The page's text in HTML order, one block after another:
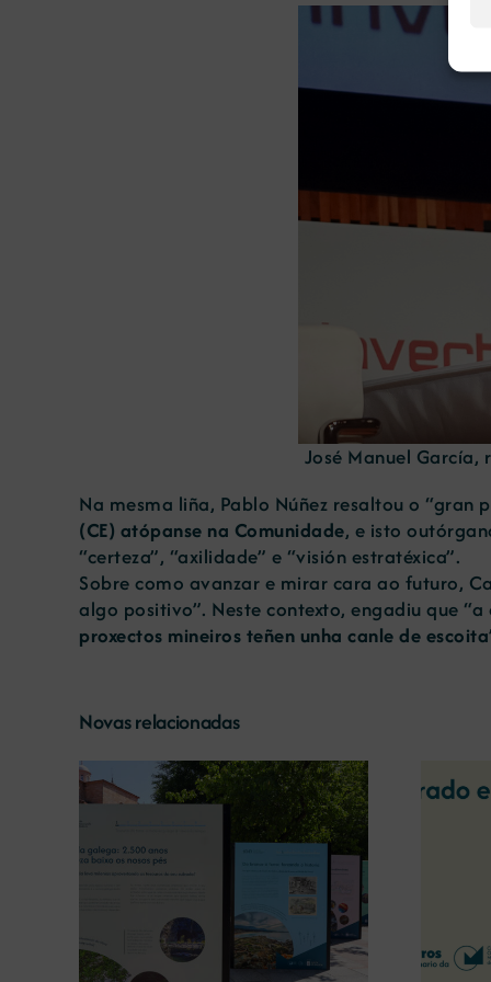
José Manuel
Na mesma liña, Pablo Núñez resaltou o “gran
(CE) atópanse na Comunidade, e isto
“certeza”, “axilidade” e “visión estratéxica”.
Sobre como avanzar e mirar cara ao futuro,
algo positivo”. Neste contexto, engadiu que
proxectos mineiros teñen unha canle de escoita
Novas relacionadas
A COMG reúne a dous
líderes empresarias con
motivo do seu Centenario
para debater sobre o futuro
do rural galego